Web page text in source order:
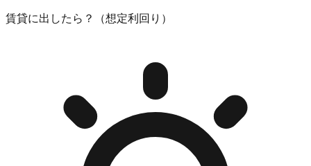
賃貸に出したら？（想定利回り）